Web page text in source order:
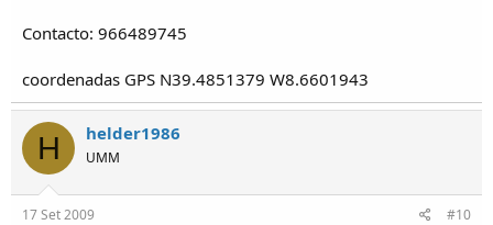
Contacto: 966489745
coordenadas GPS N39.4851379 W8.6601943
H helder1986
UMM
17 Set 2009 #10